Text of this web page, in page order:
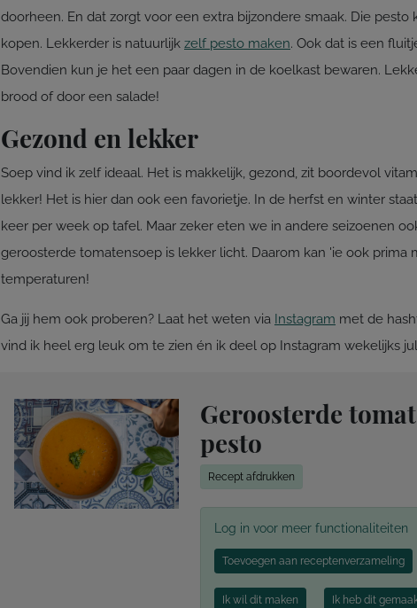
doorheen. En dat zorgt voor een extra bijzondere smaak. Die pesto
kopen. Lekkerder is natuurlijk zelf pesto maken. Ook dat is een
Bovendien kun je het een paar dagen in de koelkast bewaren.
brood of door een salade!
Gezond en lekker
Soep vind ik zelf ideaal. Het is makkelijk, gezond, zit boordevol
lekker! Het is hier dan ook een favorietje. In de herfst en winter
keer per week op tafel. Maar zeker eten we in andere seizoenen
geroosterde tomatensoep is lekker licht. Daarom kan 'ie ook prima
temperaturen!
Ga jij hem ook proberen? Laat het weten via Instagram met de
vind ik heel erg leuk om te zien én ik deel op Instagram wekelijks
Geroosterde
pesto
Recept afdrukken
Log in voor meer functionaliteiten
Toevoegen aan receptenverzameling
Ik wil dit maken Ik heb dit